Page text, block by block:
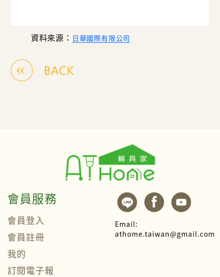
資料來源： 日華國際有限公司
會員服務
會員登入
會員註冊
我的
訂閱電子報
Email:
athome.taiwan@gmail.com